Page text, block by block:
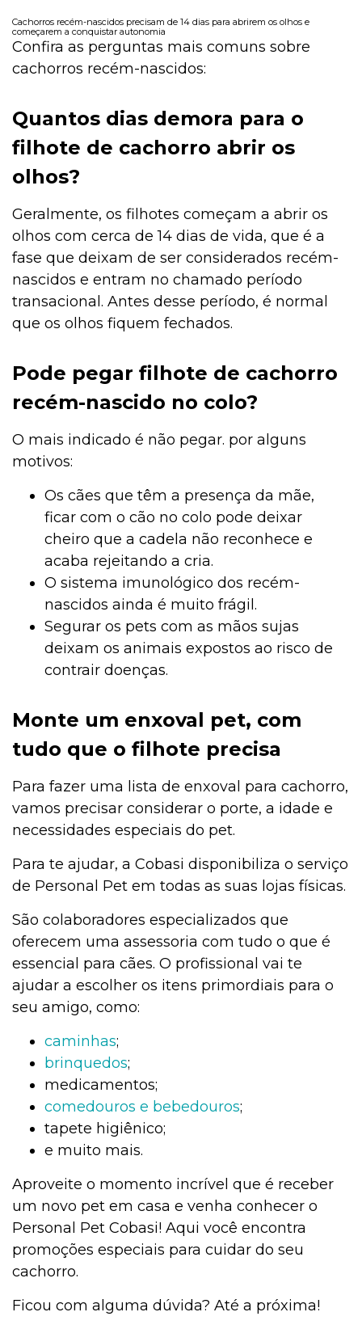
Cachorros recém-nascidos precisam de 14 dias para abrirem os olhos e
começarem a conquistar autonomia
Confira as perguntas mais comuns sobre
cachorros recém-nascidos:
Quantos dias demora para o
filhote de cachorro abrir os
olhos?
Geralmente, os filhotes começam a abrir os
olhos com cerca de 14 dias de vida, que é a
fase que deixam de ser considerados recém-
nascidos e entram no chamado período
transacional. Antes desse período, é normal
que os olhos fiquem fechados.
Pode pegar filhote de cachorro
recém-nascido no colo?
O mais indicado é não pegar. por alguns
motivos:
Os cães que têm a presença da mãe,
ficar com o cão no colo pode deixar
cheiro que a cadela não reconhece e
acaba rejeitando a cria.
O sistema imunológico dos recém-
nascidos ainda é muito frágil.
Segurar os pets com as mãos sujas
deixam os animais expostos ao risco de
contrair doenças.
Monte um enxoval pet, com
tudo que o filhote precisa
Para fazer uma lista de enxoval para cachorro,
vamos precisar considerar o porte, a idade e
necessidades especiais do pet.
Para te ajudar, a Cobasi disponibiliza o serviço
de Personal Pet em todas as suas lojas físicas.
São colaboradores especializados que
oferecem uma assessoria com tudo o que é
essencial para cães. O profissional vai te
ajudar a escolher os itens primordiais para o
seu amigo, como:
caminhas;
brinquedos;
medicamentos;
comedouros e bebedouros;
tapete higiênico;
e muito mais.
Aproveite o momento incrível que é receber
um novo pet em casa e venha conhecer o
Personal Pet Cobasi! Aqui você encontra
promoções especiais para cuidar do seu
cachorro.
Ficou com alguma dúvida? Até a próxima!